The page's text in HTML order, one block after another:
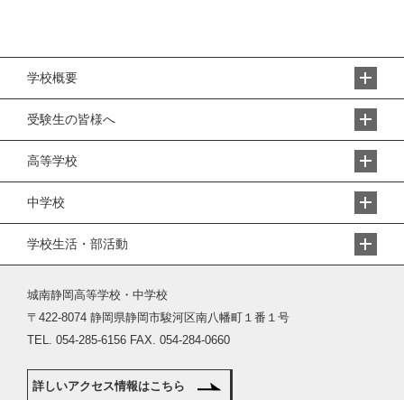
学校概要
受験生の皆様へ
高等学校
中学校
学校生活・部活動
城南静岡高等学校・中学校
〒422-8074 静岡県静岡市駿河区南八幡町１番１号
TEL. 054-285-6156 FAX. 054-284-0660
詳しいアクセス情報はこちら